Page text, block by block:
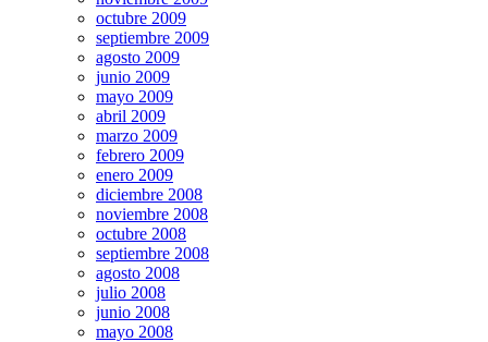
octubre 2009
septiembre 2009
agosto 2009
junio 2009
mayo 2009
abril 2009
marzo 2009
febrero 2009
enero 2009
diciembre 2008
noviembre 2008
octubre 2008
septiembre 2008
agosto 2008
julio 2008
junio 2008
mayo 2008